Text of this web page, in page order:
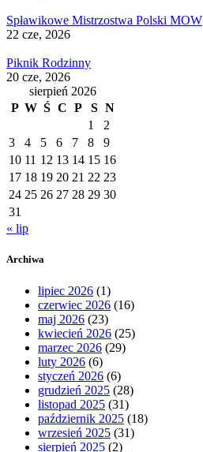
Spławikowe Mistrzostwa Polski MOW
22 cze, 2026
Piknik Rodzinny
20 cze, 2026
sierpień 2026
P W Ś C P S N
1
2
3
4 5 6 7 8
9
10 11 12 13 14 15 16
17 18 19 20 21 22 23
24 25 26 27 28 29 30
31
« lip
Archiwa
lipiec 2026 (1)
czerwiec 2026 (16)
maj 2026 (23)
kwiecień 2026 (25)
marzec 2026 (29)
luty 2026 (6)
styczeń 2026 (6)
grudzień 2025 (28)
listopad 2025 (31)
październik 2025 (18)
wrzesień 2025 (31)
sierpień 2025 (2)